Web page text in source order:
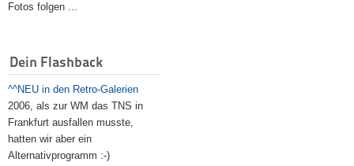
Fotos folgen ...
Dein Flashback
^^NEU in den Retro-Galerien
2006, als zur WM das TNS in
Frankfurt ausfallen musste,
hatten wir aber ein
Alternativprogramm :-)